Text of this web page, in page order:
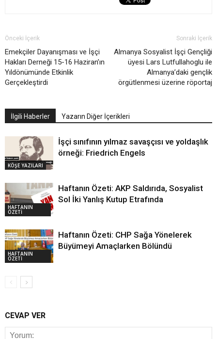
Önceki İçerik
Emekçiler Dayanışması ve İşçi
Hakları Derneği 15-16 Haziran’ın
Yıldönümünde Etkinlik
Gerçekleştirdi
Sonraki İçerik
Almanya Sosyalist İşçi Gençliği
üyesi Lars Lutfullahoglu ile
Almanya’daki gençlik
örgütlenmesi üzerine röportaj
İlgili Haberler Yazarın Diğer İçerikleri
KÖŞE YAZILARI
İşçi sınıfının yılmaz savaşçısı ve yoldaşlık
örneği: Friedrich Engels
HAFTANIN
ÖZETİ
Haftanın Özeti: AKP Saldırıda, Sosyalist
Sol İki Yanlış Kutup Etrafında
HAFTANIN
ÖZETİ
Haftanın Özeti: CHP Sağa Yönelerek
Büyümeyi Amaçlarken Bölündü
CEVAP VER